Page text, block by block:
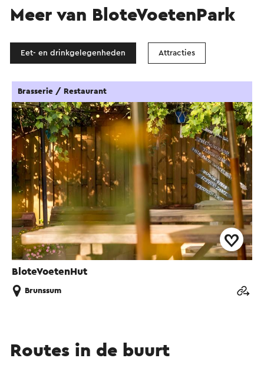
Meer van BloteVoetenPark
Eet- en drinkgelegenheden Attracties
BloteVoetenHut
Brasserie / Restaurant
Brunssum
Routes in de buurt